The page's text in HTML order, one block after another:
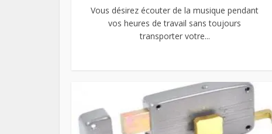
Vous désirez écouter de la musique pendant
vos heures de travail sans toujours
transporter votre...